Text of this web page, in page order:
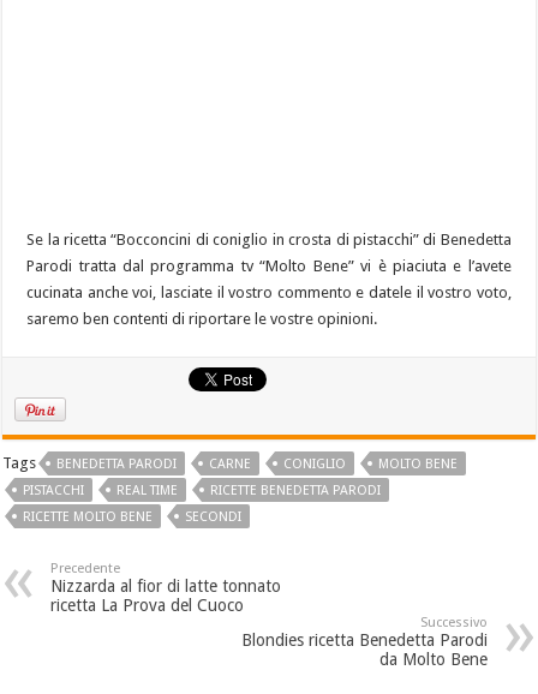
Se la ricetta “Bocconcini di coniglio in crosta di pistacchi” di Benedetta
Parodi tratta dal programma tv “Molto Bene” vi è piaciuta e l’avete
cucinata anche voi, lasciate il vostro commento e datele il vostro voto,
saremo ben contenti di riportare le vostre opinioni.
Tags BENEDETTA PARODI CARNE CONIGLIO
MOLTO BENE
PISTACCHI
REAL TIME
RICETTE BENEDETTA PARODI
RICETTE MOLTO BENE
SECONDI
Precedente
Nizzarda al fior di latte tonnato
ricetta La Prova del Cuoco
Successivo
Blondies ricetta Benedetta Parodi
da Molto Bene